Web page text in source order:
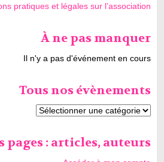
pratiques et légales sur l’association
À ne pas manquer
Il n'y a pas d'événement en cours
Tous nos évènements
pages : articles, auteurs